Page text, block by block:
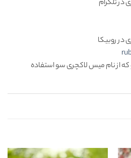
تلگرام
در روبیکا
از نام میس لاکچری سو استفاده